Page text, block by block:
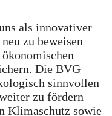
als innovativer
zu beweisen
Die BVG
sinnvollen
zu fördern
Klimaschutz sowie